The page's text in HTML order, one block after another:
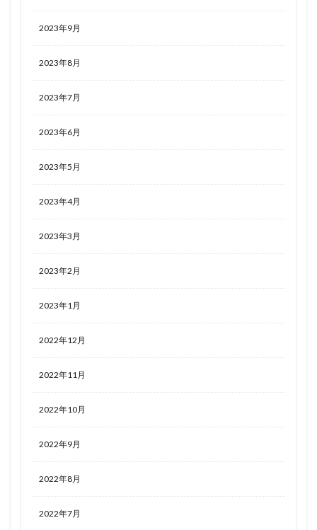
2023年9月
2023年8月
2023年7月
2023年6月
2023年5月
2023年4月
2023年3月
2023年2月
2023年1月
2022年12月
2022年11月
2022年10月
2022年9月
2022年8月
2022年7月